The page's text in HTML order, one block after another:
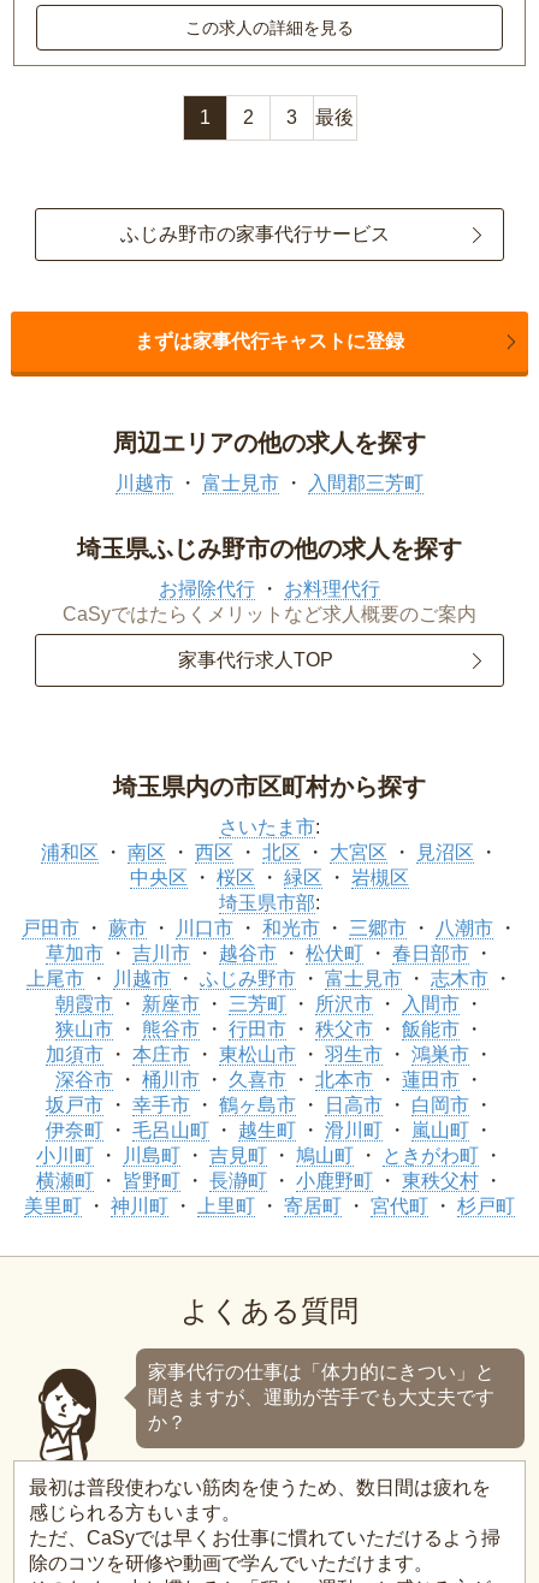
この求人の詳細を見る
1 2 3 最後
ふじみ野市の家事代行サービス
まずは家事代行キャストに登録
周辺エリアの他の求人を探す
川越市 富士見市 入間郡三芳町
埼玉県ふじみ野市の他の求人を探す
お掃除代行
お料理代行
CaSyではたらくメリットなど求人概要のご案内
家事代行求人TOP
埼玉県内の市区町村から探す
さいたま市:
浦和区
南区 西区 北区 大宮区
見沼区
中央区
桜区 緑区
岩槻区
埼玉県市部:
戸田市
蕨市 川口市 和光市 三郷市
八潮市
草加市
吉川市 越谷市 松伏町
春日部市
上尾市
川越市 ふじみ野市 富士見市
志木市
朝霞市
新座市 三芳町 所沢市
入間市
狭山市
熊谷市 行田市 秩父市
飯能市
加須市
本庄市 東松山市 羽生市
鴻巣市
深谷市
桶川市 久喜市 北本市
蓮田市
坂戸市
幸手市 鶴ヶ島市 日高市
白岡市
伊奈町
毛呂山町 越生町 滑川町
嵐山町
小川町
川島町 吉見町 鳩山町
ときがわ町
横瀬町
皆野町 長瀞町 小鹿野町
東秩父村
美里町
神川町 上里町 寄居町 宮代町 杉戸町
よくある質問
家事代行の仕事は「体力的にきつい」と
聞きますが、運動が苦手でも大丈夫です
か？
最初は普段使わない筋肉を使うため、数日間は疲れを
感じられる方もいます。
ただ、CaSyでは早くお仕事に慣れていただけるよう掃
除のコツを研修や動画で学んでいただけます。